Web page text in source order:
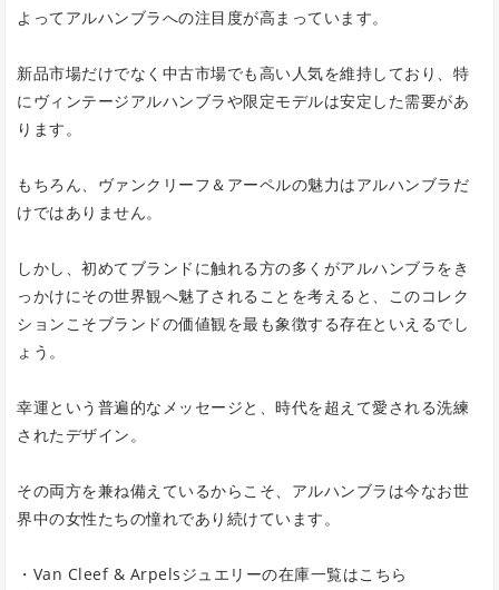
よってアルハンブラへの注目度が高まっています。
新品市場だけでなく中古市場でも高い人気を維持しており、特
にヴィンテージアルハンブラや限定モデルは安定した需要があ
ります。
もちろん、ヴァンクリーフ＆アーペルの魅力はアルハンブラだ
けではありません。
しかし、初めてブランドに触れる方の多くがアルハンブラをき
っかけにその世界観へ魅了されることを考えると、このコレク
ションこそブランドの価値観を最も象徴する存在といえるでし
ょう。
幸運という普遍的なメッセージと、時代を超えて愛される洗練
されたデザイン。
その両方を兼ね備えているからこそ、アルハンブラは今なお世
界中の女性たちの憧れであり続けています。
・Van Cleef & Arpelsジュエリーの在庫一覧はこちら